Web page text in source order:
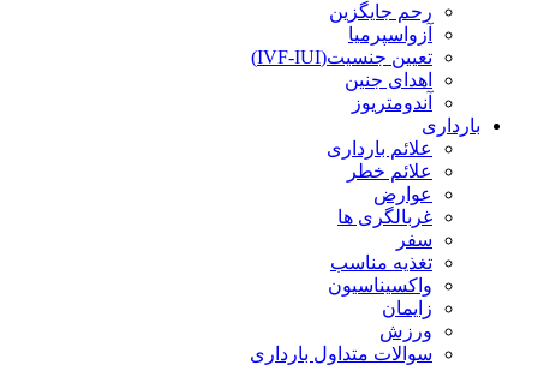
رحم جایگزین
آزواسپرمیا
تعیین جنسیت(IVF-IUI)
اهدای جنین
آندومتریوز
بارداری
علائم بارداری
علائم خطر
عوارض
غربالگری ها
سفر
تغذیه مناسب
واکسیناسیون
زایمان
ورزش
سوالات متداول بارداری